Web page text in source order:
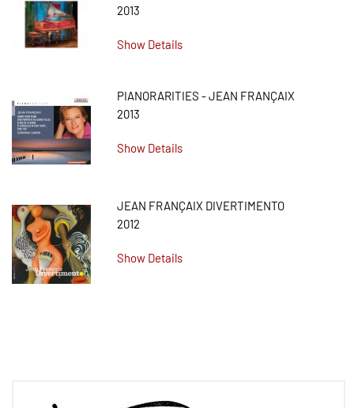
2013
Show Details
PIANORARITIES - JEAN FRANÇAIX
2013
Show Details
JEAN FRANÇAIX DIVERTIMENTO
2012
Show Details